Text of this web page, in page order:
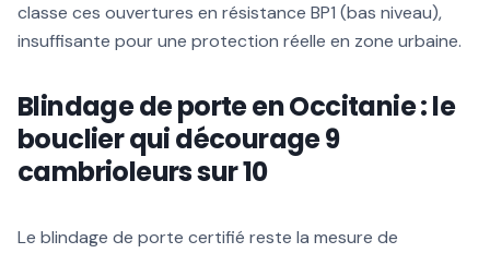
classe ces ouvertures en résistance BP1 (bas niveau),
insuffisante pour une protection réelle en zone urbaine.
Blindage de porte en Occitanie : le
bouclier qui décourage 9
cambrioleurs sur 10
Le blindage de porte certifié reste la mesure de